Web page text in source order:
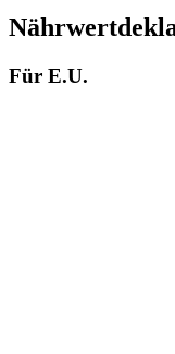
Für E.U.